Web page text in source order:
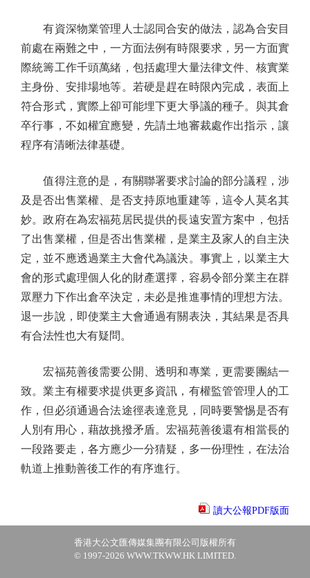
有資深物業管理人士認同合安的做法，認為合安目
前處在兩難之中，一方面法例有時限要求，另一方面實
際統籌工作千頭萬緒，包括處理大量法律文件、核實業
主身份、安排場地等。若硬是趕在時限內完成，表面上
符合形式，實際上卻可能埋下更大爭議的種子。與其倉
卒行事，不如權宜應變，先請土地審裁處作出指示，讓
程序有清晰法律基礎。
值得注意的是，有關聯署要求討論的部分議程，涉
及是否出售業權、是否支持原地重建等，這令人莫名其
妙。政府在為宏福苑居民提供的長遠安置方案中，包括
了出售業權，但是否出售業權，是業主及家人的自主決
定，並不應透過業主大會代為議決。事實上，以業主大
會的形式處理個人化的財產選擇，容易令部分業主在群
眾壓力下作出倉卒決定，未必是推進事情的理想方法。
退一步說，即使業主大會通過有關表決，其結果是否具
有合法性也大有疑問。
宏福苑善後需要公開、透明和專業，更需要團結一
致。業主有權要求提供更多資訊，有權監管管理人的工
作，但必須通過合法途徑表達意見，同時要警惕是否有
人別有用心，藉故挑撥矛盾。宏福苑善後還有相當長的
一段路要走，各方應少一分猜疑，多一份理性，在法治
軌道上推動善後工作的有序進行。
讀大公報PDF版面
香港大公文匯傳媒集團有限公司版權所有
© 1997-2026 WWW.TKWW.HK LIMITED.